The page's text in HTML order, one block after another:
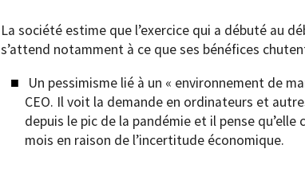
La société estime que l’exercice qui a débuté au
s’attend notamment à ce que ses bénéfices
Un pessimisme lié à un « environnement de
CEO. Il voit la demande en ordinateurs et
depuis le pic de la pandémie et il pense
mois en raison de l’incertitude économique.